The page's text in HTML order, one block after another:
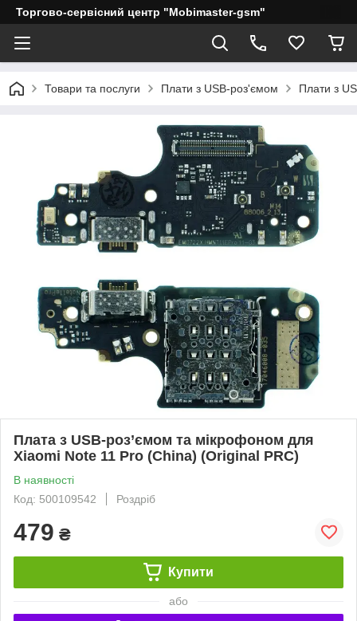
Торгово-сервісний центр "Mobimaster-gsm"
Товари та послуги Плати з USB-роз'ємом Плати з
Плата з USB-роз’ємом та мікрофоном для
Xiaomi Note 11 Pro (China) (Original PRC)
В наявності
Код: 500109542
Роздріб
479 ₴
Купити
або